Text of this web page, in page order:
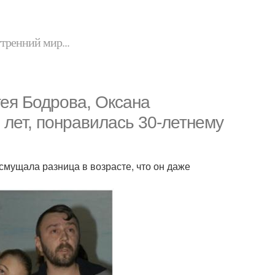
мир...
Бодрова, Оксана
понравилась 30-летнему
разница в возрасте, что он даже